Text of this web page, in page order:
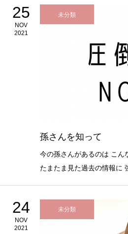
25
NOV
2021
未分類
孫さんを知って
今の孫さんがあるのは こん
たまたま見た過去の情報に
24
NOV
2021
未分類